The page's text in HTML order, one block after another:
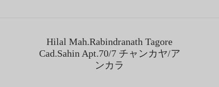
Hilal Mah.Rabindranath Tagore
Cad.Sahin Apt.70/7 チャンカヤ/ア
ンカラ